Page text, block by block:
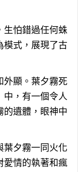
生怕錯過任何蛛
模式，展現了古
外顯。葉夕霧死
中，有一個令人
的遺體，眼神中
葉夕霧一同火化
愛情的執著和瘋